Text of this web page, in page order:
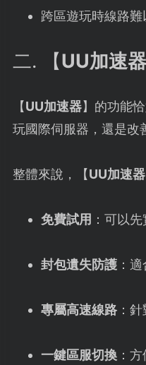
跨區遊玩時線路難
二. 【UU加速器
【UU加速器】的功能
玩國際伺服器，還是改
整體來說，【UU加速器
免費試用 ：可以
封包遺失防護：適
專屬高速線路：針
一鍵區服切換：方